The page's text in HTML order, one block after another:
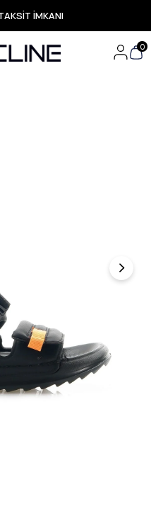
İMKANI
KARGO
Özel Fırsatlar
Teslimat
0